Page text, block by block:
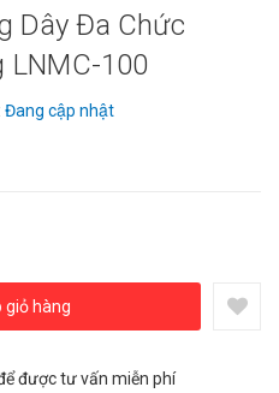
Dây Đa Chức
LNMC-100
Đang cập nhật
giỏ hàng
được tư vấn miễn phí